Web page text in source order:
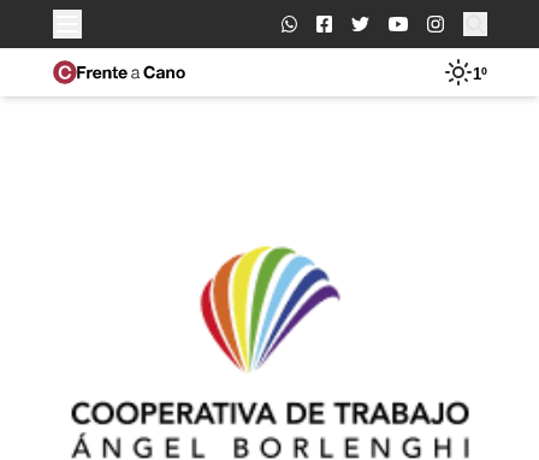
Buscar:
1º